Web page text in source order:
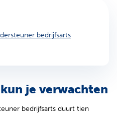
bedrijfsarts
in nieuw tabblad)
je verwachten
bedrijfsarts duurt tien